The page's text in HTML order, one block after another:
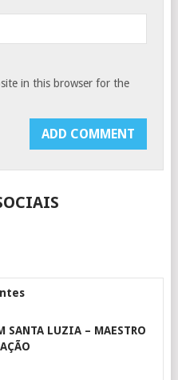
in this browser for the
SANTA LUZIA – MAESTRO